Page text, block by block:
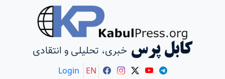
کابل پرس خبری، تحلیلی و انتقادی
Login EN